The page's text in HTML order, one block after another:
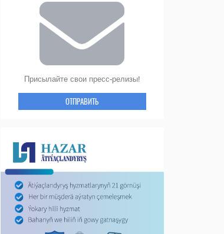
Присылайте свои пресс-релизы!
ОТПРАВИТЬ